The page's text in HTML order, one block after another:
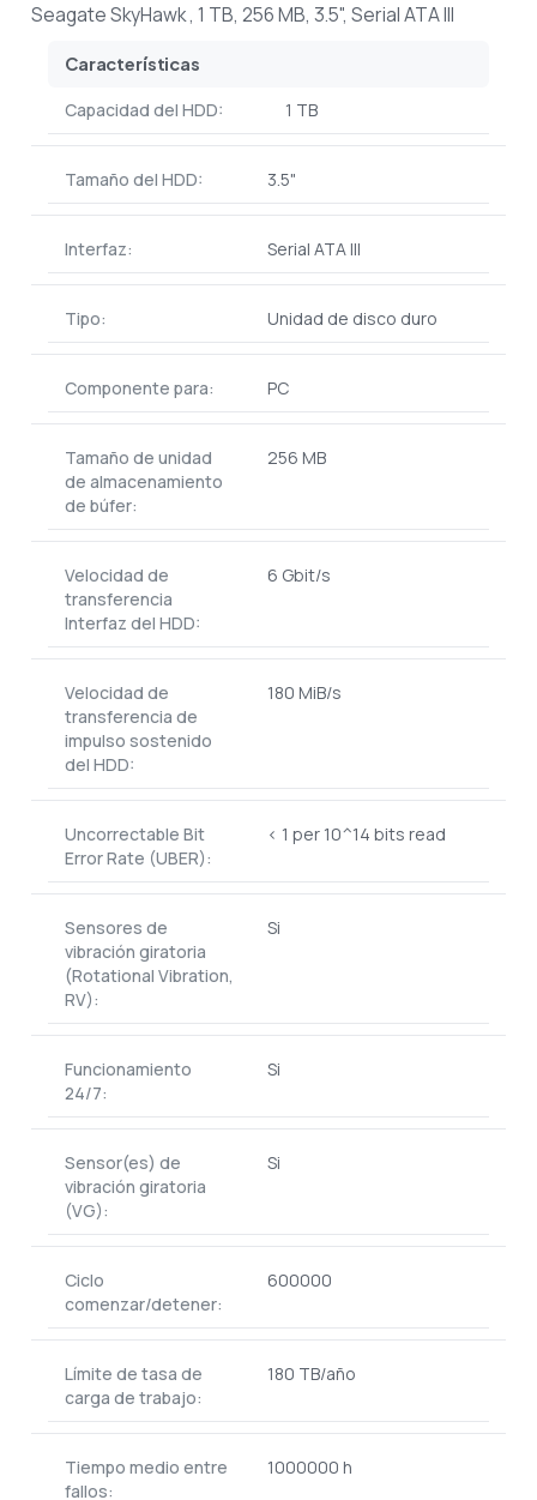
Seagate SkyHawk , 1 TB, 256 MB, 3.5", Serial ATA III
Características
Capacidad del HDD: 1 TB
Tamaño del HDD: 3.5"
Interfaz: Serial ATA III
Tipo: Unidad de disco duro
Componente para: PC
Tamaño de unidad
de almacenamiento
de búfer:
256 MB
Velocidad de
transferencia
Interfaz del HDD:
6 Gbit/s
Velocidad de
transferencia de
impulso sostenido
del HDD:
180 MiB/s
Uncorrectable Bit
Error Rate (UBER):
< 1 per 10^14 bits read
Sensores de
vibración giratoria
(Rotational Vibration,
RV):
Si
Funcionamiento
24/7:
Si
Sensor(es) de
vibración giratoria
(VG):
Si
Ciclo
comenzar/detener:
600000
Límite de tasa de
carga de trabajo:
180 TB/año
Tiempo medio entre
fallos:
1000000 h